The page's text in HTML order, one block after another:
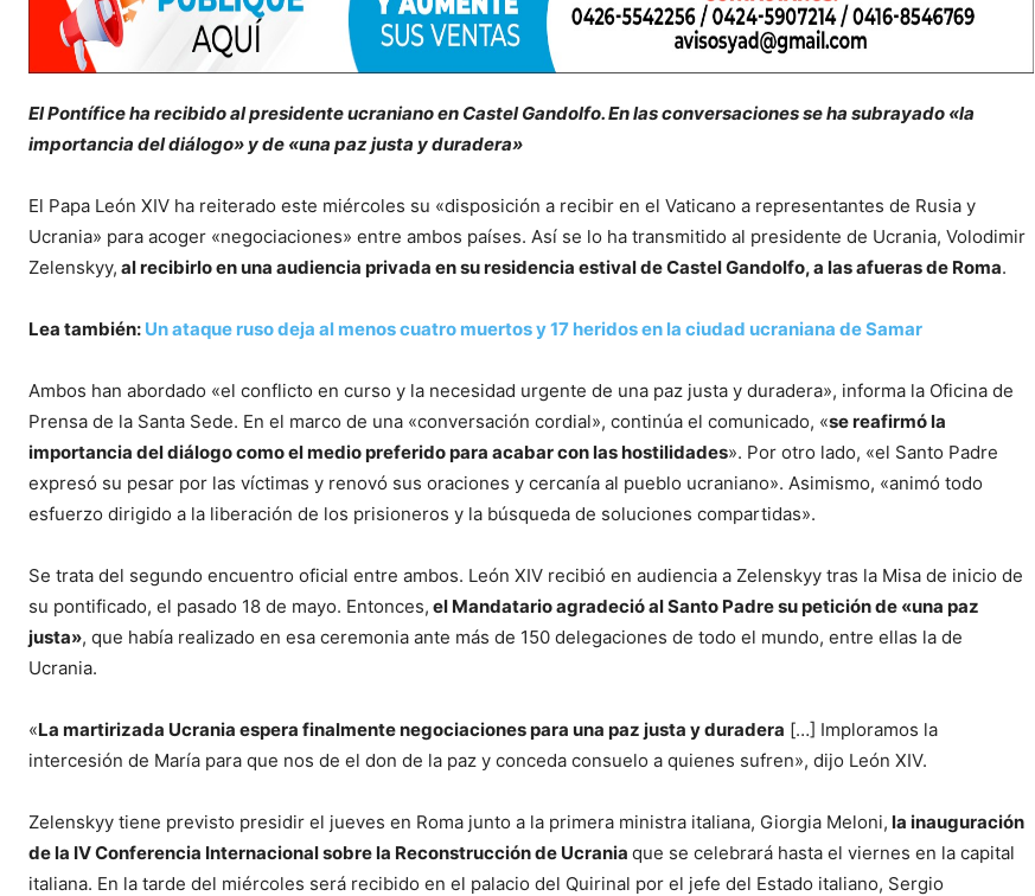
El Pontífice ha recibido al presidente ucraniano en Castel Gandolfo. En las conversaciones se ha subrayado «la
importancia del diálogo» y de «una paz justa y duradera»
El Papa León XIV ha reiterado este miércoles su «disposición a recibir en el Vaticano a representantes de Rusia y
Ucrania» para acoger «negociaciones» entre ambos países. Así se lo ha transmitido al presidente de Ucrania, Volodimir
Zelenskyy, al recibirlo en una audiencia privada en su residencia estival de Castel Gandolfo, a las afueras de Roma.
Lea también: Un ataque ruso deja al menos cuatro muertos y 17 heridos en la ciudad ucraniana de Samar
Ambos han abordado «el conflicto en curso y la necesidad urgente de una paz justa y duradera», informa la Oficina de
Prensa de la Santa Sede. En el marco de una «conversación cordial», continúa el comunicado, «se reafirmó la
importancia del diálogo como el medio preferido para acabar con las hostilidades». Por otro lado, «el Santo Padre
expresó su pesar por las víctimas y renovó sus oraciones y cercanía al pueblo ucraniano». Asimismo, «animó todo
esfuerzo dirigido a la liberación de los prisioneros y la búsqueda de soluciones compartidas».
Se trata del segundo encuentro oficial entre ambos. León XIV recibió en audiencia a Zelenskyy tras la Misa de inicio de
su pontificado, el pasado 18 de mayo. Entonces, el Mandatario agradeció al Santo Padre su petición de «una paz
justa», que había realizado en esa ceremonia ante más de 150 delegaciones de todo el mundo, entre ellas la de
Ucrania.
«La martirizada Ucrania espera finalmente negociaciones para una paz justa y duradera […] Imploramos la
intercesión de María para que nos de el don de la paz y conceda consuelo a quienes sufren», dijo León XIV.
Zelenskyy tiene previsto presidir el jueves en Roma junto a la primera ministra italiana, Giorgia Meloni, la inauguración
de la IV Conferencia Internacional sobre la Reconstrucción de Ucrania que se celebrará hasta el viernes en la capital
italiana. En la tarde del miércoles será recibido en el palacio del Quirinal por el jefe del Estado italiano, Sergio